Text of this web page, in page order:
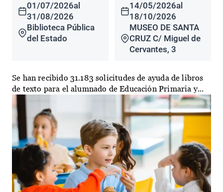
01/07/2026al
31/08/2026
Biblioteca Pública
del Estado
14/05/2026al
18/10/2026
MUSEO DE SANTA
CRUZ C/ Miguel de
Cervantes, 3
Se han recibido 31.183 solicitudes de ayuda de libros
de texto para el alumnado de Educación Primaria y...